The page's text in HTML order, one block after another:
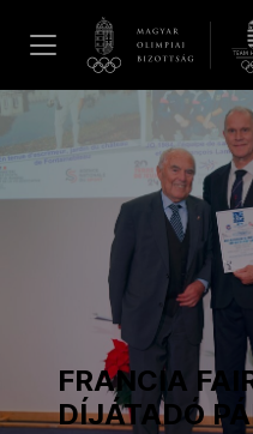
Hírek
Galéria
Dakar 2026
Los Angeles
FRANCIA
DÍJÁTADÓ